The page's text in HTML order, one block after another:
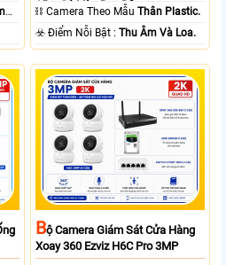
15m Có Màu Ban Ðêm.
⛓ Camera Theo MẫuThân Plastic.
️☣️ Điểm Nỗi Bật :Thu Âm Và Loa.
BỘ Camera Giám Sát Cửa Hàng
Xoay 360 Ezviz H6C Pro 3MP